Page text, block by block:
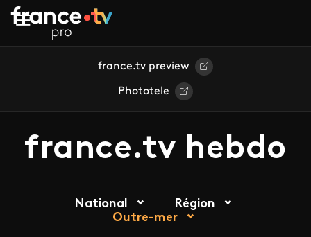
Aller au contenu principal
france.tv preview
Phototele
france.tv hebdo
National
Région
Outre-mer